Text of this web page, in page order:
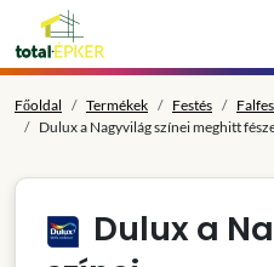
Főoldal Termékek Festés
Dulux a Nagyvilág színei meghitt
Dulux a